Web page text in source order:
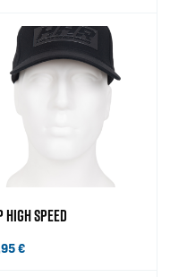
HIGH SPEED
€